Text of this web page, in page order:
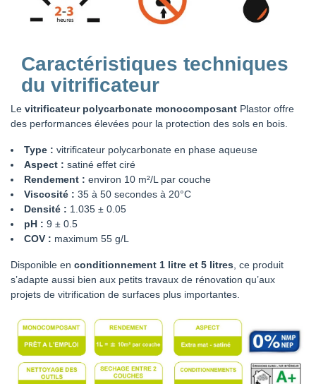
Caractéristiques techniques
du vitrificateur
Le vitrificateur polycarbonate monocomposant Plastor offre
des performances élevées pour la protection des sols en bois.
Type : vitrificateur polycarbonate en phase aqueuse
Aspect : satiné effet ciré
Rendement : environ 10 m²/L par couche
Viscosité : 35 à 50 secondes à 20°C
Densité : 1.035 ± 0.05
pH : 9 ± 0.5
COV : maximum 55 g/L
Disponible en conditionnement 1 litre et 5 litres , ce produit
s’adapte aussi bien aux petits travaux de rénovation qu’aux
projets de vitrification de surfaces plus importantes.